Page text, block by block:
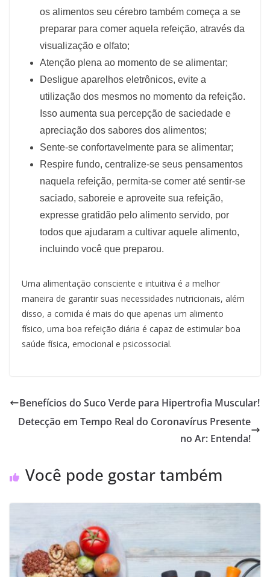
os alimentos seu cérebro também começa a se
preparar para comer aquela refeição, através da
visualização e olfato;
Atenção plena ao momento de se alimentar;
Desligue aparelhos eletrônicos, evite a
utilização dos mesmos no momento da refeição.
Isso aumenta sua percepção de saciedade e
apreciação dos sabores dos alimentos;
Sente-se confortavelmente para se alimentar;
Respire fundo, centralize-se seus pensamentos
naquela refeição, permita-se comer até sentir-se
saciado, saboreie e aproveite sua refeição,
expresse gratidão pelo alimento servido, por
todos que ajudaram a cultivar aquele alimento,
incluindo você que preparou.
Uma alimentação consciente e intuitiva é a melhor
maneira de garantir suas necessidades nutricionais, além
disso, a comida é mais do que apenas um alimento
físico, uma boa refeição diária é capaz de estimular boa
saúde física, emocional e psicossocial.
Benefícios do Suco Verde para Hipertrofia Muscular!
Detecção em Tempo Real do Coronavírus Presente
no Ar: Entenda!
Você pode gostar também